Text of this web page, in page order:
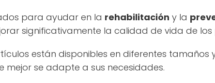
para ayudar en la rehabilitación y la
significativamente la calidad de vida de los
están disponibles en diferentes tamaños
mejor se adapte a sus necesidades.